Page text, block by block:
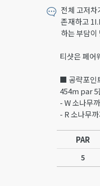
전체 고저
존재하고
하는 부담
티샷은 페어
■ 공략포인
454m par 5
- W 소나무
- R 소나무
PAR
5